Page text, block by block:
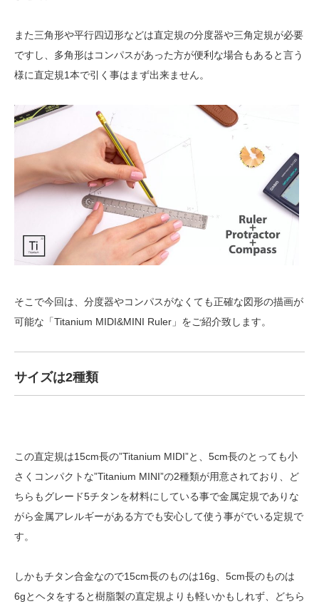
また三角形や平行四辺形などは直定規の分度器や三角定規が必要
ですし、多角形はコンパスがあった方が便利な場合もあると言う
様に直定規1本で引く事はまず出来ません。
そこで今回は、分度器やコンパスがなくても正確な図形の描画が
可能な「Titanium MIDI&MINI Ruler」をご紹介致します。
サイズは2種類
この直定規は15cm長の”Titanium MIDI”と、5cm長のとっても小
さくコンパクトな”Titanium MINI”の2種類が用意されており、ど
ちらもグレード5チタンを材料にしている事で金属定規でありな
がら金属アレルギーがある方でも安心して使う事がでいる定規で
す。
しかもチタン合金なので15cm長のものは16g、5cm長のものは
6gとヘタをすると樹脂製の直定規よりも軽いかもしれず、どちら